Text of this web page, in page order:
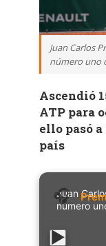
Juan Carlos
número uno
Ascendió
ATP para
ello pasó
país
Juan
número